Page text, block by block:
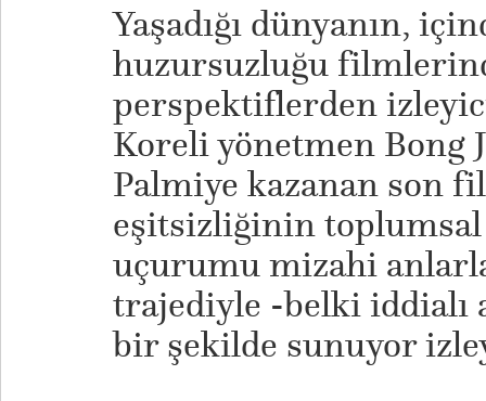
Yaşadığı dünyanın,
huzursuzluğu
perspektiflerden
Koreli yönetmen Bong
Palmiye kazanan son
eşitsizliğinin toplumsal
uçurumu mizahi
trajediyle -belki iddialı
bir şekilde sunuyor